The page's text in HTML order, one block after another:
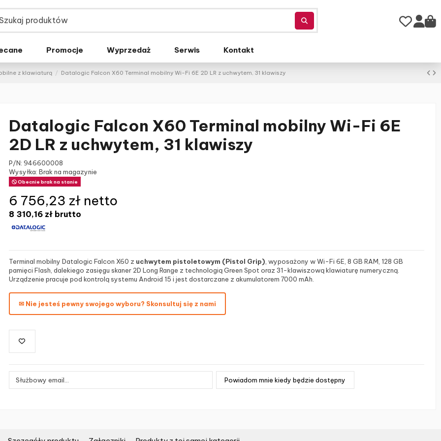
Promocje Wyprzedaż Serwis Kontakt
z klawiaturą Datalogic Falcon X60 Terminal mobilny Wi-Fi 6E 2D LR z uchwytem, 31 klawiszy
Datalogic Falcon X60 Terminal mobilny Wi-Fi 6E
2D LR z uchwytem, 31 klawiszy
P/N: 946600008
Wysyłka: Brak na magazynie
Obecnie brak na stanie
8 310,16 zł brutto
6 756,23 zł netto
Terminal mobilny Datalogic Falcon X60 z uchwytem pistoletowym (Pistol Grip), wyposażony w Wi-Fi 6E, 8 GB RAM, 128 GB
pamięci Flash, dalekiego zasięgu skaner 2D Long Range z technologią Green Spot oraz 31-klawiszową klawiaturę numeryczną.
Urządzenie pracuje pod kontrolą systemu Android 15 i jest dostarczane z akumulatorem 7000 mAh.
✉ Nie jesteś pewny swojego wyboru? Skonsultuj się z nami